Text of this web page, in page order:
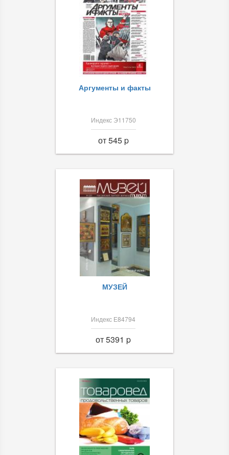
Аргументы и факты
Индекс Э11750
от 545 p
МУЗЕЙ
Индекс Е84794
от 5391 p